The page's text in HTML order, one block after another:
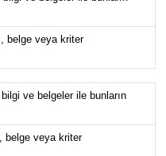
belge veya kriter
ve belgeler ile bunların
belge veya kriter